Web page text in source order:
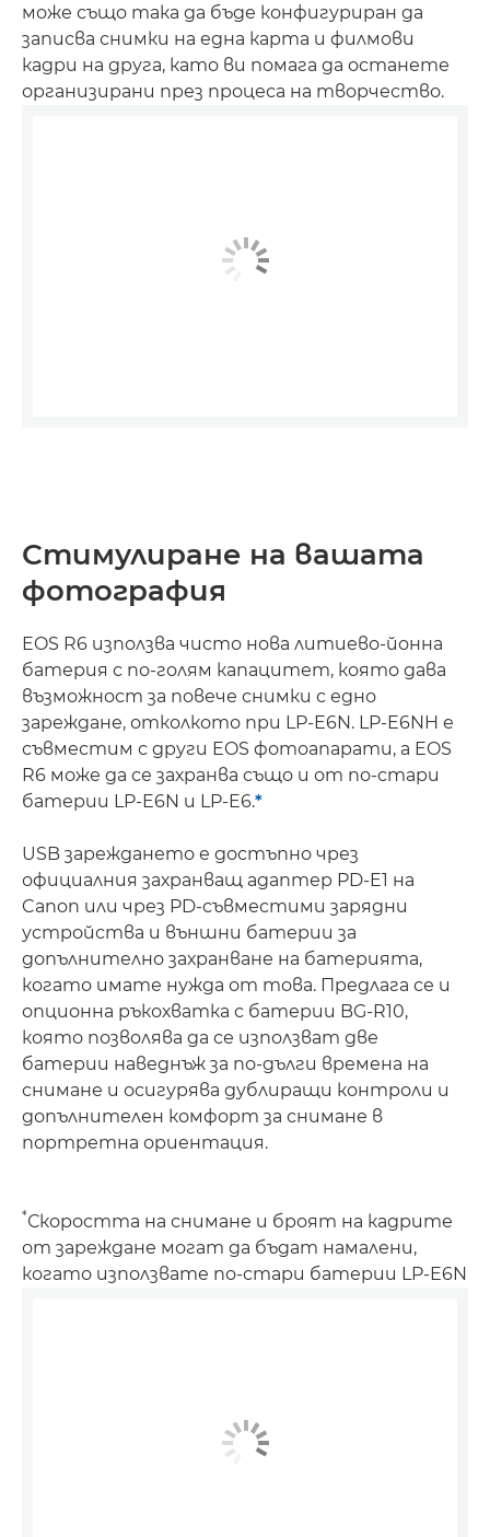
може също така да бъде конфигуриран да
записва снимки на една карта и филмови
кадри на друга, като ви помага да останете
организирани през процеса на творчество.
Стимулиране на вашата
фотография
EOS R6 използва чисто нова литиево-йонна
батерия с по-голям капацитет, която дава
възможност за повече снимки с едно
зареждане, отколкото при LP-E6N. LP-E6NH е
съвместим с други EOS фотоапарати, а EOS
R6 може да се захранва също и от по-стари
батерии LP-E6N и LP-E6.*
USB зареждането е достъпно чрез
официалния захранващ адаптер PD-E1 на
Canon или чрез PD-съвместими зарядни
устройства и външни батерии за
допълнително захранване на батерията,
когато имате нужда от това. Предлага се и
опционна ръкохватка с батерии BG-R10,
която позволява да се използват две
батерии наведнъж за по-дълги времена на
снимане и осигурява дублиращи контроли и
допълнителен комфорт за снимане в
портретна ориентация.
*Скоростта на снимане и броят на кадрите
от зареждане могат да бъдат намалени,
когато използвате по-стари батерии LP-E6N